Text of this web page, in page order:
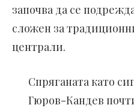
започва да се
сложен за
централи.
Спряганата като
Гюров-Кандев